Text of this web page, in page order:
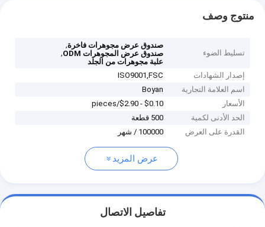
منتوج وصف
تسليط الضوء
صندوق عرض مجوهرات فاخرة,
صندوق عرض المجوهرات ODM
,
علبة مجوهرات من الجلد
إصدار الشهادات
ISO9001,‌FSC
اسم العلامة التجارية
Boyan
الأسعار
$0.10 - $2.90/pieces
الحد الأدنى لكمية
500 قطعة
القدرة على العرض
100000 / شهر
عرض المزيد
تفاصيل الاتصال